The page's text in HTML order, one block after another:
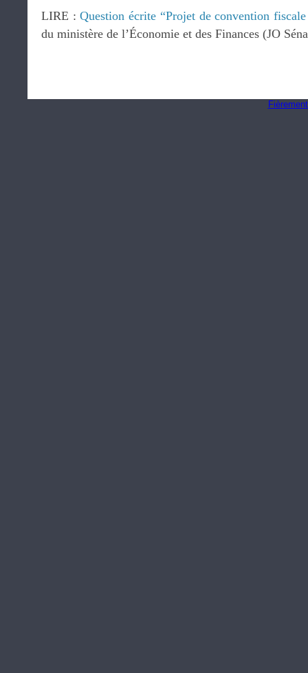
LIRE :Question écrite “Projet de convention
du ministère de l’Économie et des Finances (JO